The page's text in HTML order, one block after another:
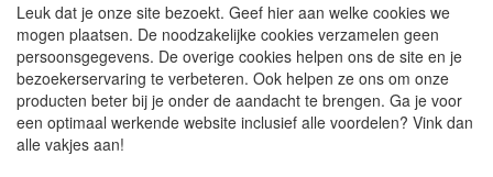
Leuk dat je onze site bezoekt. Geef hier aan welke cookies we
mogen plaatsen. De noodzakelijke cookies verzamelen geen
persoonsgegevens. De overige cookies helpen ons de site en je
bezoekerservaring te verbeteren. Ook helpen ze ons om onze
producten beter bij je onder de aandacht te brengen. Ga je voor
een optimaal werkende website inclusief alle voordelen? Vink dan
alle vakjes aan!